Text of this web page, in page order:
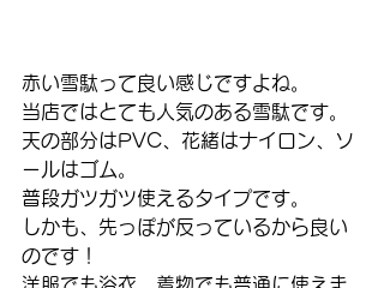
赤い雪駄って良い感じですよね。
当店ではとても人気のある雪駄です。
天の部分はPVC、花緒はナイロン、ソ
ールはゴム。
普段ガツガツ使えるタイプです。
しかも、先っぽが反っているから良い
のです！
洋服でも浴衣、着物でも普通に使えま